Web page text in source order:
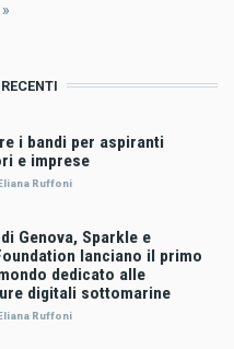
i bandi per aspiranti
e imprese
Ruffoni
Genova, Sparkle e
lanciano il primo
dedicato alle
digitali sottomarine
Ruffoni